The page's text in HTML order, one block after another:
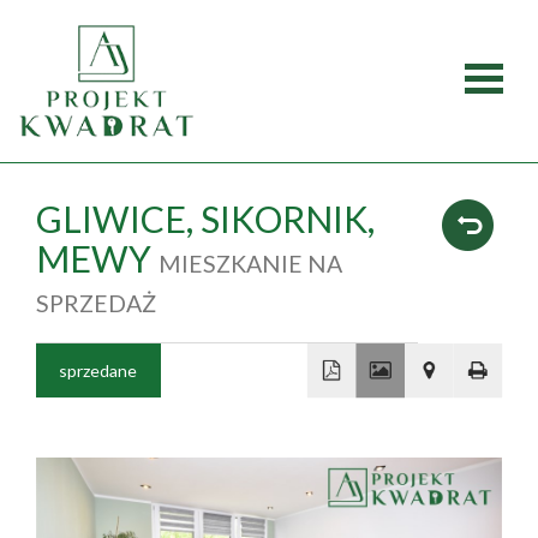
główna
Oferty
Dzialki
Obiekty
GLIWICE, SIKORNIK,
MEWY MIESZKANIE NA
SPRZEDAŻ
sprzedane
−